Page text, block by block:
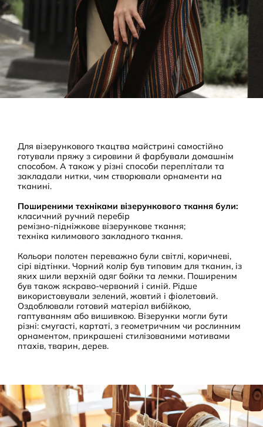
Для візерункового ткацтва майстрині самостійно
готували пряжу з сировини й фарбували домашнім
способом. А також у різні способи переплітали та
закладали нитки, чим створювали орнаменти на
тканині.
Поширеними техніками візерункового ткання були:
класичний ручний перебір
ремізно-підніжкове візерункове ткання;
техніка килимового закладного ткання.
Кольори полотен переважно були світлі, коричневі,
сірі відтінки. Чорний колір був типовим для тканин, із
яких шили верхній одяг бойки та лемки. Поширеним
був також яскраво-червоний і синій. Рідше
використовували зелений, жовтий і фіолетовий.
Оздоблювали готовий матеріал вибійкою,
гаптуванням або вишивкою. Візерунки могли бути
різні: смугасті, картаті, з геометричним чи рослинним
орнаментом, прикрашені стилізованими мотивами
птахів, тварин, дерев.